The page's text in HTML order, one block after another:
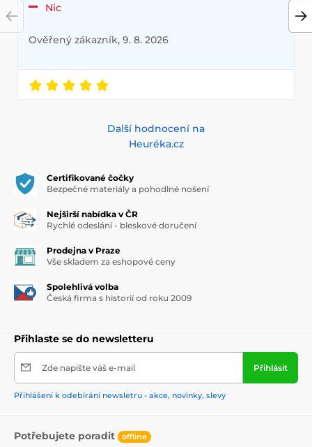
Nic
Ověřený zákazník, 9. 8. 2026
Další hodnocení na
Heuréka.cz
Certifikované čočky
Bezpečné materiály a pohodlné nošení
Nejširší nabídka v ČR
Rychlé odeslání - bleskové doručení
Prodejna v Praze
Vše skladem za eshopové ceny
Spolehlivá volba
Česká firma s historií od roku 2009
Přihlaste se do newsletteru
Zde napište váš e-mail Přihlásit
Přihlášení k odebírání newsletru - akce, novinky, slevy
Potřebujete poradit offline